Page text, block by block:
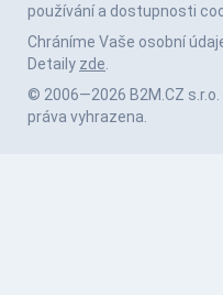
používání a dostupnosti
Chráníme Vaše osobní
Detaily zde.
© 2006—2026 B2M.CZ s.r.o.
práva vyhrazena.